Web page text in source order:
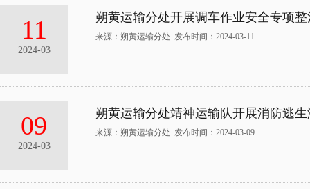
11
2024-03
朔黄运输分处开展调车作业安全专项
来源：朔黄运输分处 发布时间：2024-03-11
09
2024-03
朔黄运输分处靖神运输队开展消防逃
来源：朔黄运输分处 发布时间：2024-03-09